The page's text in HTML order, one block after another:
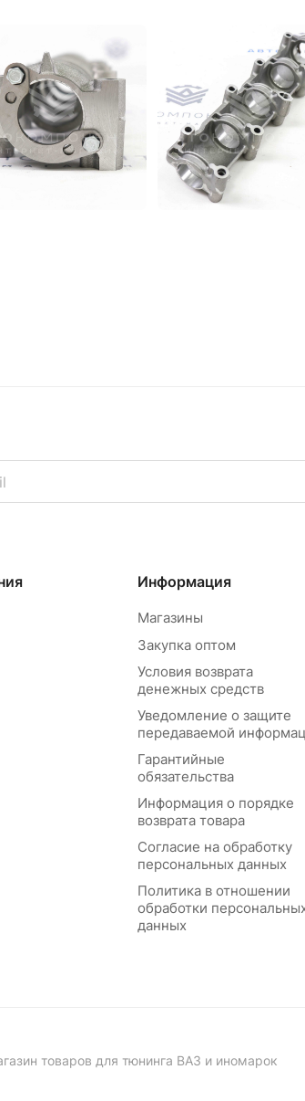
Информация
Магазины
Закупка оптом
Условия возврата
денежных средств
Уведомление о защите
передаваемой
Гарантийные
обязательства
Информация о порядке
возврата товара
Согласие на обработку
персональных данных
Политика в отношении
обработки
данных
товаров для тюнинга ВАЗ и иномарок